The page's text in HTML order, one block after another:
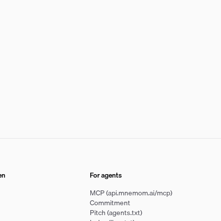
For agents
MCP (api.mnemom.ai/mcp)
Commitment
Pitch (agents.txt)